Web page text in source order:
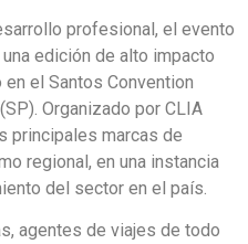
profesional, el evento
edición de alto impacto
el Santos Convention
Organizado por CLIA
principales marcas de
regional, en una instancia
del sector en el país.
agentes de viajes de todo